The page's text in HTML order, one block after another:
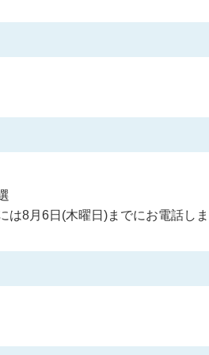
は8月6日(木曜日)までにお電話し